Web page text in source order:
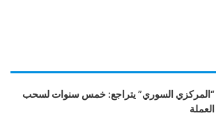
“المركزي السوري” يتراجع: خمس سنوات لسحب
العملة